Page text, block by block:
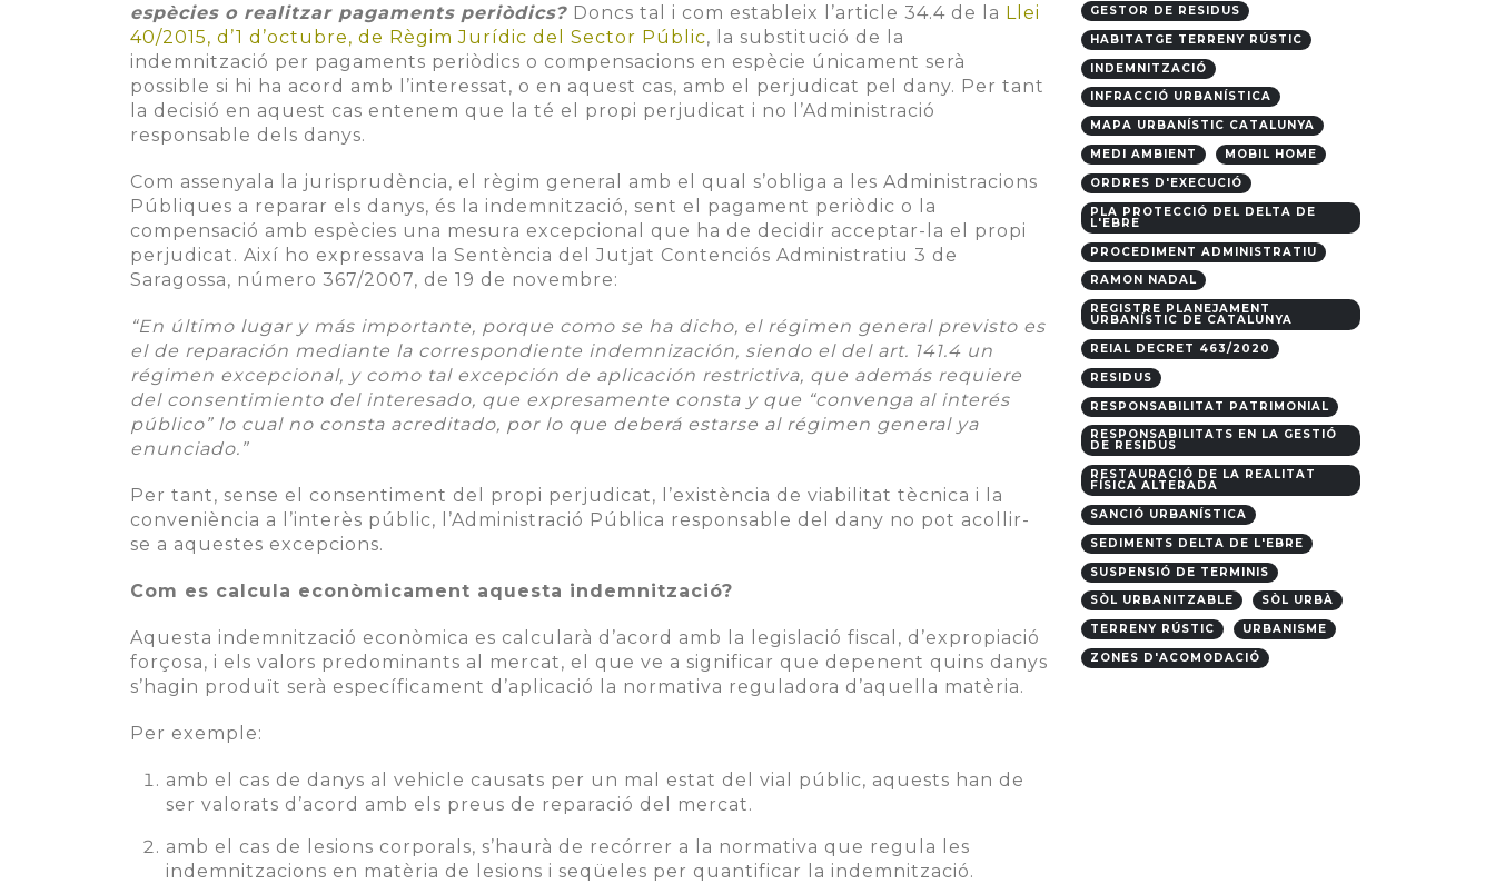
espècies o realitzar pagaments periòdics? Doncs tal i com estableix l’article 34.4 de la Llei
40/2015, d’1 d’octubre, de Règim Jurídic del Sector Públic, la substitució de la
indemnització per pagaments periòdics o compensacions en espècie únicament serà
possible si hi ha acord amb l’interessat, o en aquest cas, amb el perjudicat pel dany. Per tant
la decisió en aquest cas entenem que la té el propi perjudicat i no l’Administració
responsable dels danys.
Com assenyala la jurisprudència, el règim general amb el qual s’obliga a les Administracions
Públiques a reparar els danys, és la indemnització, sent el pagament periòdic o la
compensació amb espècies una mesura excepcional que ha de decidir acceptar-la el propi
perjudicat. Així ho expressava la Sentència del Jutjat Contenciós Administratiu 3 de
Saragossa, número 367/2007, de 19 de novembre:
“En último lugar y más importante, porque como se ha dicho, el régimen general previsto es
el de reparación mediante la correspondiente indemnización, siendo el del art. 141.4 un
régimen excepcional, y como tal excepción de aplicación restrictiva, que además requiere
del consentimiento del interesado, que expresamente consta y que “convenga al interés
público” lo cual no consta acreditado, por lo que deberá estarse al régimen general ya
enunciado.”
Per tant, sense el consentiment del propi perjudicat, l’existència de viabilitat tècnica i la
conveniència a l’interès públic, l’Administració Pública responsable del dany no pot acollir-
se a aquestes excepcions.
Com es calcula econòmicament aquesta indemnització?
Aquesta indemnització econòmica es calcularà d’acord amb la legislació fiscal, d’expropiació
forçosa, i els valors predominants al mercat, el que ve a significar que depenent quins danys
s’hagin produït serà específicament d’aplicació la normativa reguladora d’aquella matèria.
Per exemple:
amb el cas de danys al vehicle causats per un mal estat del vial públic, aquests han de
ser valorats d’acord amb els preus de reparació del mercat.
amb el cas de lesions corporals, s’haurà de recórrer a la normativa que regula les
indemnitzacions en matèria de lesions i seqüeles per quantificar la indemnització.
GESTOR DE RESIDUS
HABITATGE TERRENY RÚSTIC
INDEMNITZACIÓ
INFRACCIÓ URBANÍSTICA
MAPA URBANÍSTIC CATALUNYA
MEDI AMBIENT
MOBIL HOME
ORDRES D'EXECUCIÓ
PLA PROTECCIÓ DEL DELTA DE
L'EBRE
PROCEDIMENT ADMINISTRATIU
RAMON NADAL
REGISTRE PLANEJAMENT
URBANÍSTIC DE CATALUNYA
REIAL DECRET 463/2020
RESIDUS
RESPONSABILITAT PATRIMONIAL
RESPONSABILITATS EN LA GESTIÓ
DE RESIDUS
RESTAURACIÓ DE LA REALITAT
FÍSICA ALTERADA
SANCIÓ URBANÍSTICA
SEDIMENTS DELTA DE L'EBRE
SUSPENSIÓ DE TERMINIS
SÒL URBANITZABLE
SÒL URBÀ
TERRENY RÚSTIC
URBANISME
ZONES D'ACOMODACIÓ